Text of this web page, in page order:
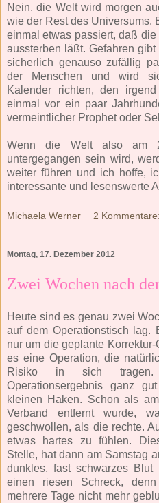
Nein, die Welt wird morgen
wie der Rest des Universums.
einmal etwas passiert, daß
aussterben läßt. Gefahren
sicherlich genauso zufällig
der Menschen und wird
Kalender richten, den
einmal vor ein paar
vermeintlicher Prophet oder
Wenn die Welt also am
untergegangen sein wird,
weiter führen und ich hoffe,
interessante und lesenswerte
Michaela Werner 2 Kommentare:
Montag, 17. Dezember 2012
Zwei Wochen nach
Heute sind es genau zwei
auf dem Operationstisch lag.
nur um die geplante
es eine Operation, die
Risiko in sich
Operationsergebnis ganz
kleinen Haken. Schon als
Verband entfernt wurde,
geschwollen, als die rechte.
etwas hartes zu fühlen.
Stelle, hat dann am Samstag
dunkles, fast schwarzes Blut
einen riesen Schreck,
mehrere Tage nicht mehr